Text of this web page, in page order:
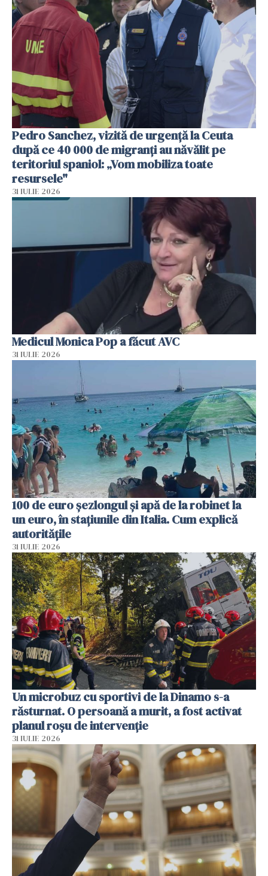
Pedro Sanchez, vizită de urgență la Ceuta
după ce 40 000 de migranți au năvălit pe
teritoriul spaniol: „Vom mobiliza toate
resursele"
31 IULIE 2026
Medicul Monica Pop a făcut AVC
31 IULIE 2026
100 de euro șezlongul și apă de la robinet la
un euro, în stațiunile din Italia. Cum explică
autoritățile
31 IULIE 2026
Un microbuz cu sportivi de la Dinamo s-a
răsturnat. O persoană a murit, a fost activat
planul roșu de intervenție
31 IULIE 2026